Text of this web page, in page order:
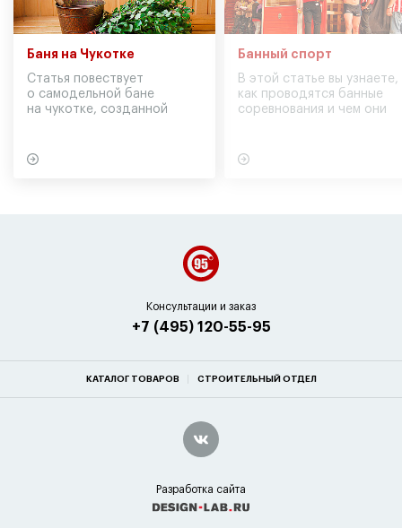
Баня на Чукотке
Статья повествует
о самодельной бане
на чукотке, созданной
Банный спорт
В этой статье вы узнаете,
как проводятся банные
соревнования и чем они
Консультации и заказ
+7 (495) 120-55-95
КАТАЛОГ ТОВАРОВ СТРОИТЕЛЬНЫЙ ОТДЕЛ
Разработка сайта